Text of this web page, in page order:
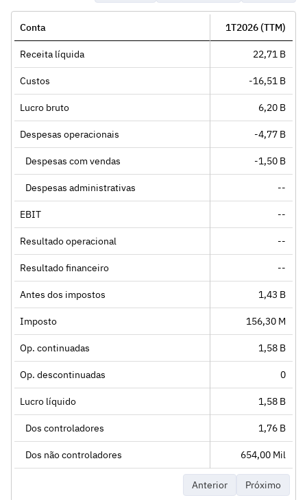
Conta 1T2026 (TTM)
Receita líquida 22,71 B
Custos -16,51 B
Lucro bruto 6,20 B
Despesas operacionais -4,77 B
Despesas com vendas -1,50 B
Despesas administrativas --
EBIT --
Resultado operacional --
Resultado financeiro --
Antes dos impostos 1,43 B
Imposto 156,30 M
Op. continuadas 1,58 B
Op. descontinuadas 0
Lucro líquido 1,58 B
Dos controladores 1,76 B
Dos não controladores 654,00 Mil
Anterior Próximo